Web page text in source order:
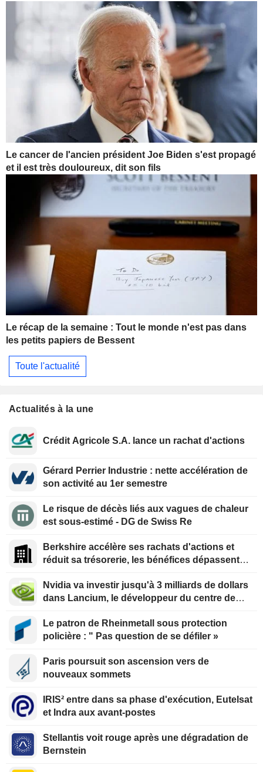
Le cancer de l'ancien président Joe Biden s'est propagé
et il est très douloureux, dit son fils
Le récap de la semaine : Tout le monde n'est pas dans
les petits papiers de Bessent
Toute l'actualité
Actualités à la une
Crédit Agricole S.A. lance un rachat d'actions
Gérard Perrier Industrie : nette accélération de
son activité au 1er semestre
Le risque de décès liés aux vagues de chaleur
est sous-estimé - DG de Swiss Re
Berkshire accélère ses rachats d'actions et
réduit sa trésorerie, les bénéfices dépassent
Nvidia va investir jusqu'à 3 milliards de dollars
dans Lancium, le développeur du centre de
Le patron de Rheinmetall sous protection
policière : " Pas question de se défiler »
Paris poursuit son ascension vers de
nouveaux sommets
IRIS² entre dans sa phase d'exécution, Eutelsat
et Indra aux avant-postes
Stellantis voit rouge après une dégradation de
Bernstein